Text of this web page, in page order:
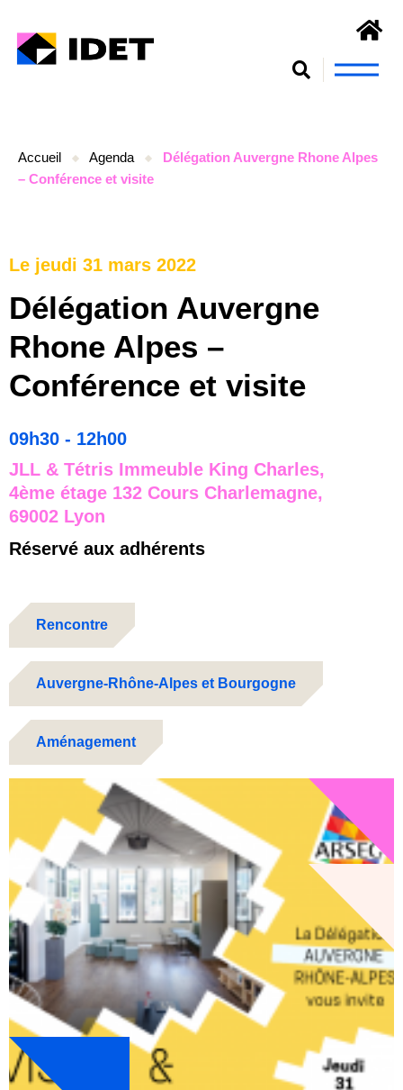
Accueil Agenda
Délégation Auvergne Rhone Alpes
– Conférence et visite
Le jeudi 31 mars 2022
Délégation Auvergne
Rhone Alpes –
Conférence et visite
09h30 - 12h00
JLL & Tétris Immeuble King Charles,
4ème étage 132 Cours Charlemagne,
69002 Lyon
Réservé aux adhérents
Rencontre
Auvergne-Rhône-Alpes et Bourgogne
Aménagement